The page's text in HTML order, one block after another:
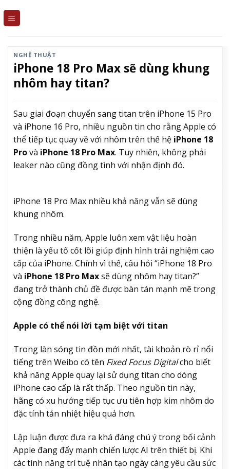
NGHỆ THUẬT
iPhone 18 Pro Max sẽ dùng khung
nhôm hay titan?
Sau giai đoạn chuyển sang titan trên iPhone 15 Pro
và iPhone 16 Pro, nhiều nguồn tin cho rằng Apple có
thể tiếp tục quay về với nhôm trên thế hệ iPhone 18
Provà iPhone 18 Pro Max. Tuy nhiên, không phải
leaker nào cũng đồng tình với nhận định đó.
iPhone 18 Pro Max nhiều khả năng vẫn sẽ dùng
khung nhôm.
Trong nhiều năm, Apple luôn xem vật liệu hoàn
thiện là yếu tố cốt lõi giúp định hình trải nghiệm cao
cấp của iPhone. Chính vì thế, câu hỏi “iPhone 18 Pro
và iPhone 18 Pro Maxsẽ dùng nhôm hay titan?”
đang trở thành chủ đề được bàn tán mạnh mẽ trong
cộng đồng công nghệ.
Apple có thể nói lời tạm biệt với titan
Trong làn sóng tin đồn mới nhất, tài khoản rò rỉ nổi
tiếng trên Weibo có tên Fixed Focus Digitalcho biết
khả năng Apple quay lại sử dụng titan cho dòng
iPhone cao cấp là rất thấp. Theo nguồn tin này,
hãng có xu hướng tiếp tục ưu tiên hợp kim nhôm do
đặc tính tản nhiệt hiệu quả hơn.
Lập luận được đưa ra khá đáng chú ý trong bối cảnh
Apple đang đẩy mạnh chiến lược AI trên thiết bị. Khi
các tính năng trí tuệ nhân tạo ngày càng yêu cầu sức